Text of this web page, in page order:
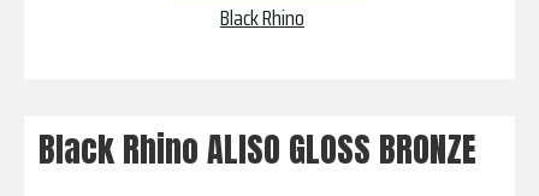
Black Rhino
Black Rhino ALISO GLOSS BRONZE